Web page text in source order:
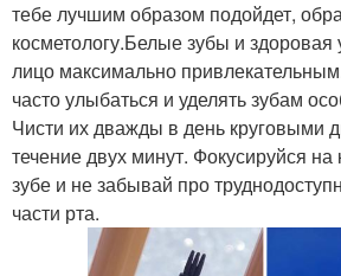
тебе лучшим образом подойдет,
косметологу.Белые зубы и
лицо максимально
часто улыбаться и уделять зубам
Чисти их дважды в день круговыми
течение двух минут. Фокусируйся
зубе и не забывай про
части рта.